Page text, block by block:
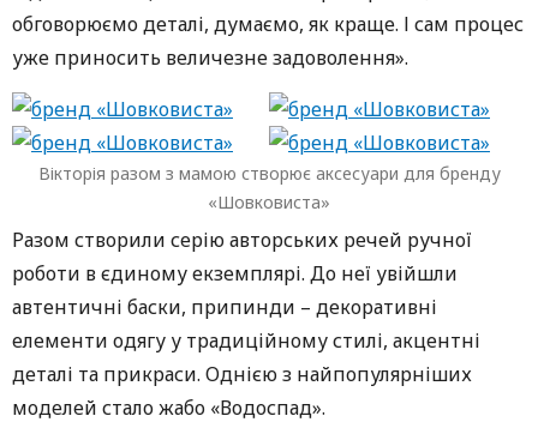
обговорюємо деталі, думаємо, як краще. І сам процес
уже приносить величезне задоволення».
Вікторія разом з мамою створює аксесуари для бренду
«Шовковиста»
Разом створили серію авторських речей ручної
роботи в єдиному екземплярі. До неї увійшли
автентичні баски, припинди – декоративні
елементи одягу у традиційному стилі, акцентні
деталі та прикраси. Однією з найпопулярніших
моделей стало жабо «Водоспад».